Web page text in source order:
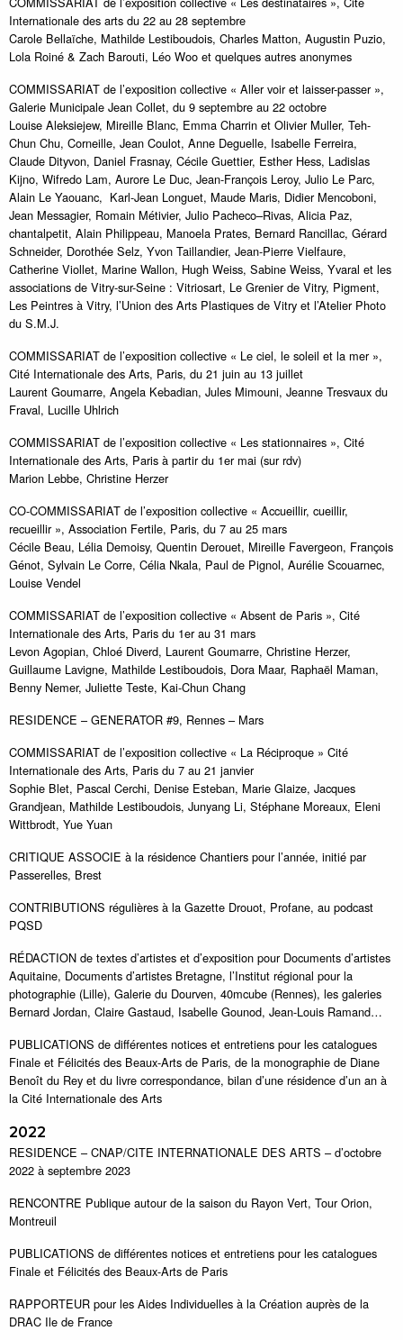
Internationale des arts du 22 au 28 septembre
Carole Bellaïche, Mathilde Lestiboudois, Charles Matton, Augustin Puzio,
Lola Roiné & Zach Barouti, Léo Woo et quelques autres anonymes
COMMISSARIAT de l’exposition collective « Aller voir et laisser-passer »,
Galerie Municipale Jean Collet, du 9 septembre au 22 octobre
Louise Aleksiejew, Mireille Blanc, Emma Charrin et Olivier Muller, Teh-
Chun Chu, Corneille, Jean Coulot, Anne Deguelle, Isabelle Ferreira,
Claude Dityvon, Daniel Frasnay, Cécile Guettier, Esther Hess, Ladislas
Kijno, Wifredo Lam, Aurore Le Duc, Jean-François Leroy, Julio Le Parc,
Alain Le Yaouanc, Karl-Jean Longuet, Maude Maris, Didier Mencoboni,
Jean Messagier, Romain Métivier, Julio Pacheco–Rivas, Alicia Paz,
chantalpetit, Alain Philippeau, Manoela Prates, Bernard Rancillac, Gérard
Schneider, Dorothée Selz, Yvon Taillandier, Jean-Pierre Vielfaure,
Catherine Viollet, Marine Wallon, Hugh Weiss, Sabine Weiss, Yvaral et les
associations de Vitry-sur-Seine : Vitriosart, Le Grenier de Vitry, Pigment,
Les Peintres à Vitry, l’Union des Arts Plastiques de Vitry et l’Atelier Photo
du S.M.J.
COMMISSARIAT de l’exposition collective « Le ciel, le soleil et la mer »,
Cité Internationale des Arts, Paris, du 21 juin au 13 juillet
Laurent Goumarre, Angela Kebadian, Jules Mimouni, Jeanne Tresvaux du
Fraval, Lucille Uhlrich
COMMISSARIAT de l’exposition collective « Les stationnaires », Cité
Internationale des Arts, Paris à partir du 1er mai (sur rdv)
Marion Lebbe, Christine Herzer
CO-COMMISSARIAT de l’exposition collective « Accueillir, cueillir,
recueillir », Association Fertile, Paris, du 7 au 25 mars
Cécile Beau, Lélia Demoisy, Quentin Derouet, Mireille Favergeon, François
Génot, Sylvain Le Corre, Célia Nkala, Paul de Pignol, Aurélie Scouarnec,
Louise Vendel
COMMISSARIAT de l’exposition collective « Absent de Paris », Cité
Internationale des Arts, Paris du 1er au 31 mars
Levon Agopian, Chloé Diverd, Laurent Goumarre, Christine Herzer,
Guillaume Lavigne, Mathilde Lestiboudois, Dora Maar, Raphaël Maman,
Benny Nemer, Juliette Teste, Kai-Chun Chang
RESIDENCE – GENERATOR #9, Rennes – Mars
COMMISSARIAT de l’exposition collective « La Réciproque » Cité
Internationale des Arts, Paris du 7 au 21 janvier
Sophie Blet, Pascal Cerchi, Denise Esteban, Marie Glaize, Jacques
Grandjean, Mathilde Lestiboudois, Junyang Li, Stéphane Moreaux, Eleni
Wittbrodt, Yue Yuan
CRITIQUE ASSOCIE à la résidence Chantiers pour l’année, initié par
Passerelles, Brest
CONTRIBUTIONS régulières à la Gazette Drouot, Profane, au podcast
PQSD
RÉDACTION de textes d’artistes et d’exposition pour Documents d’artistes
Aquitaine, Documents d’artistes Bretagne, l’Institut régional pour la
photographie (Lille), Galerie du Dourven, 40mcube (Rennes), les galeries
Bernard Jordan, Claire Gastaud, Isabelle Gounod, Jean-Louis Ramand…
PUBLICATIONS de différentes notices et entretiens pour les catalogues
Finale et Félicités des Beaux-Arts de Paris, de la monographie de Diane
Benoît du Rey et du livre correspondance, bilan d’une résidence d’un an à
la Cité Internationale des Arts
2022
RESIDENCE – CNAP/CITE INTERNATIONALE DES ARTS – d’octobre
2022 à septembre 2023
RENCONTRE Publique autour de la saison du Rayon Vert, Tour Orion,
Montreuil
PUBLICATIONS de différentes notices et entretiens pour les catalogues
Finale et Félicités des Beaux-Arts de Paris
RAPPORTEUR pour les Aides Individuelles à la Création auprès de la
DRAC Ile de France